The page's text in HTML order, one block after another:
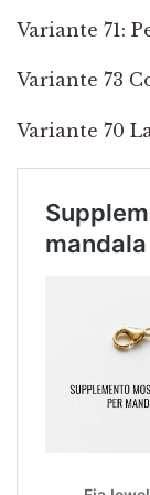
Variante 71:
Variante 73
Variante 70